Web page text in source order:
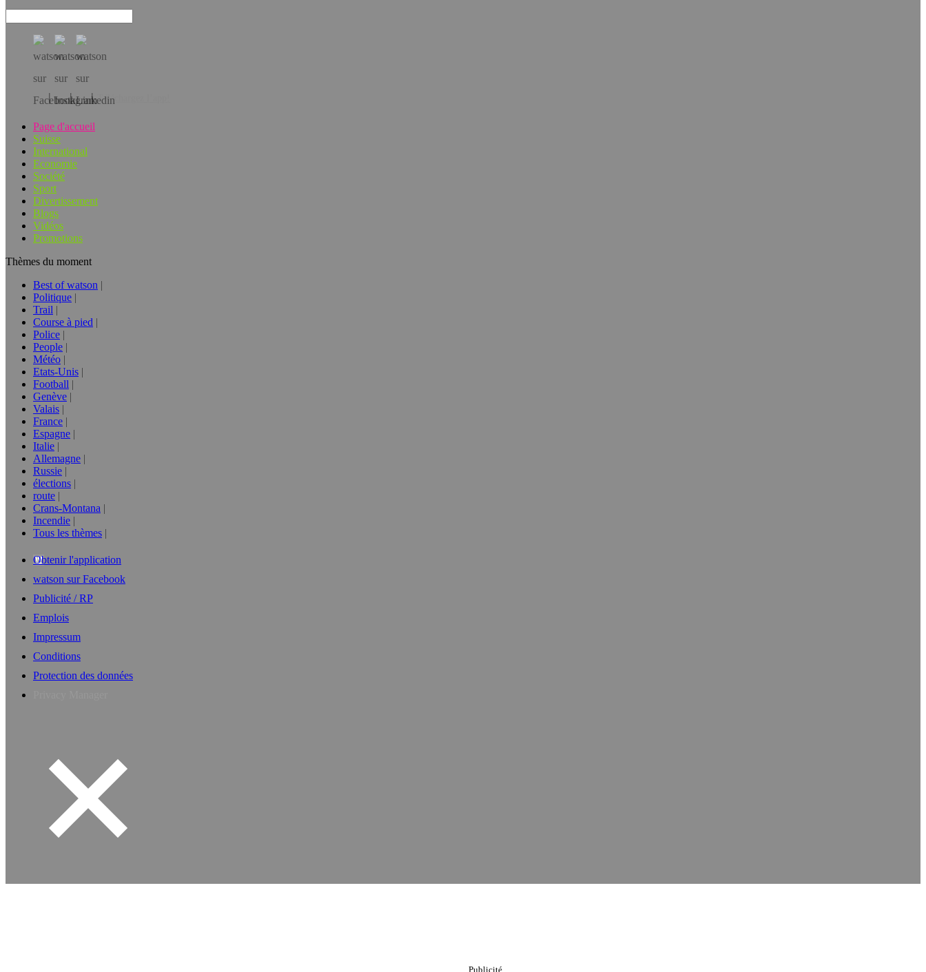
Téléchargez l’app!
Page d'accueil
Suisse
International
Economie
Société
Sport
Divertissement
Blogs
Vidéos
Promotions
Thèmes du moment
Best of watson
Politique
Trail
Course à pied
Police
People
Météo
Etats-Unis
Football
Genève
Valais
France
Espagne
Italie
Allemagne
Russie
élections
route
Crans-Montana
Incendie
Tous les thèmes
Obtenir l'application
watson sur Facebook
Publicité / RP
Emplois
Impressum
Conditions
Protection des données